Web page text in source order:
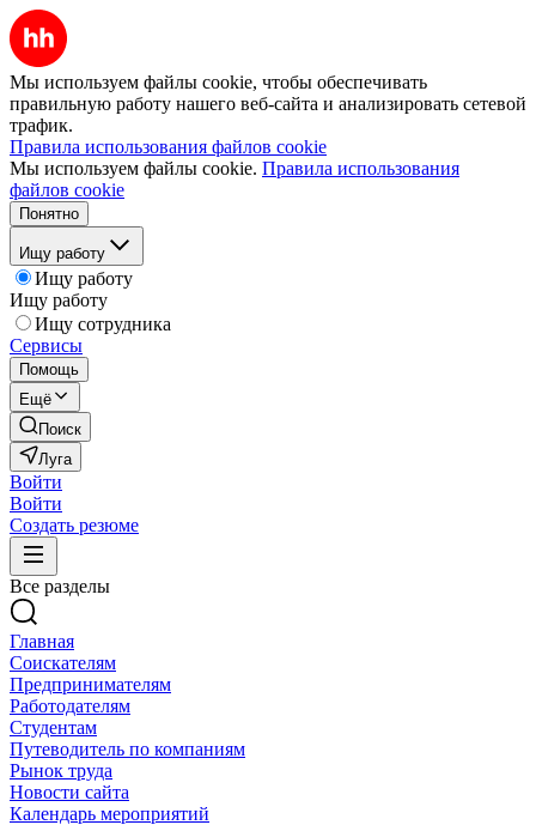
Мы используем файлы cookie, чтобы обеспечивать
правильную работу нашего веб-сайта и анализировать сетевой
трафик.
Правила использования файлов cookie
Мы используем файлы cookie. Правила использования
файлов cookie
Понятно
Ищу работу
Ищу работу
Ищу работу
Ищу сотрудника
Сервисы
Помощь
Ещё
Поиск
Луга
Войти
Войти
Создать резюме
Все разделы
Главная
Соискателям
Предпринимателям
Работодателям
Студентам
Путеводитель по компаниям
Рынок труда
Новости сайта
Календарь мероприятий